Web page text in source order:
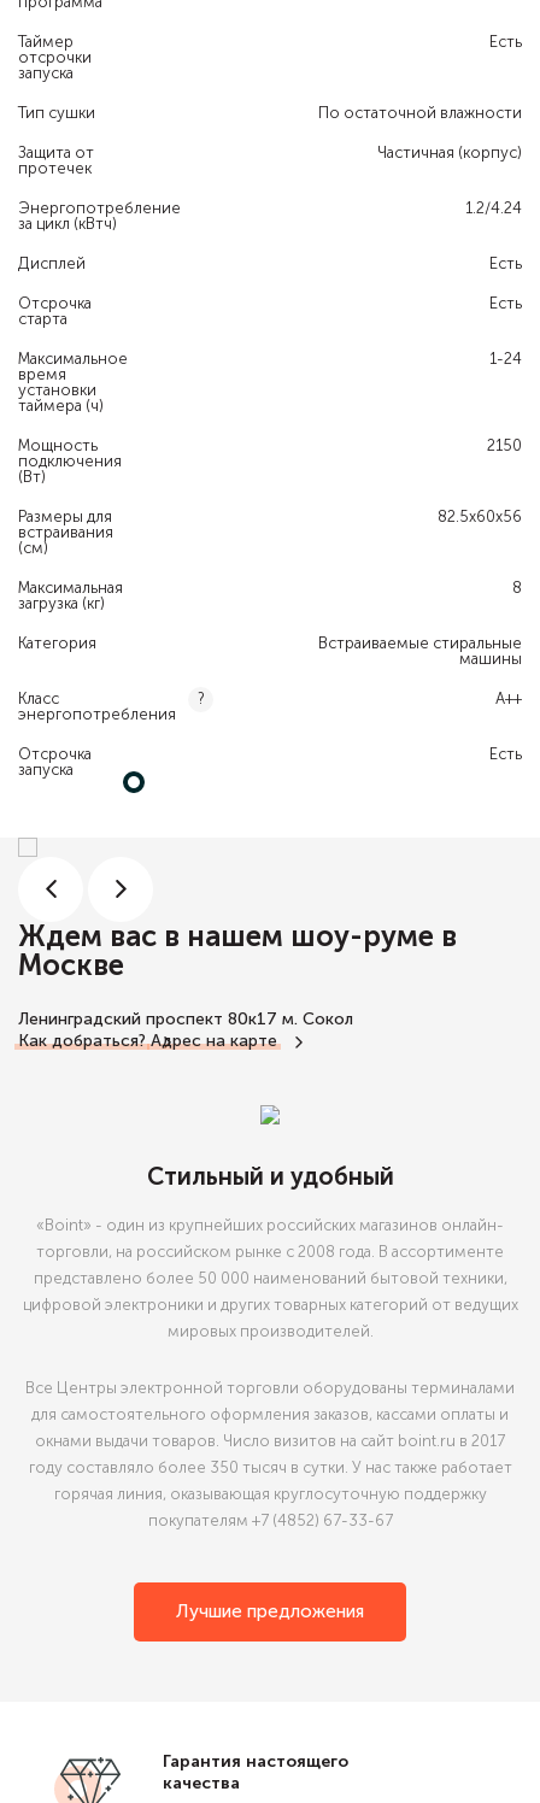
Таймер
отсрочки
запуска
Есть
Тип сушки По остаточной влажности
Защита от
протечек
Частичная (корпус)
Энергопотребление
за цикл (кВтч)
1.2/4.24
Дисплей Есть
Отсрочка
старта
Есть
Максимальное
время
установки
таймера (ч)
1-24
Мощность
подключения
(Вт)
2150
Размеры для
встраивания
(см)
82.5х60х56
Максимальная
загрузка (кг)
8
Категория
Встраиваемые стиральные
машины
Класс
энергопотребления
? A++
Отсрочка
запуска
Есть
Ждем вас в нашем шоу-руме в
Москве
Ленинградский проспект 80к17 м. Сокол
Как добраться? Адрес на карте
Стильный и удобный
«Boint» - один из крупнейших российских магазинов онлайн-
торговли, на российском рынке с 2008 года. В ассортименте
представлено более 50 000 наименований бытовой техники,
цифровой электроники и других товарных категорий от ведущих
мировых производителей.
Все Центры электронной торговли оборудованы терминалами
для самостоятельного оформления заказов, кассами оплаты и
окнами выдачи товаров. Число визитов на сайт boint.ru в 2017
году составляло более 350 тысяч в сутки. У нас также работает
горячая линия, оказывающая круглосуточную поддержку
покупателям +7 (4852) 67-33-67
Лучшие предложения
Гарантия настоящего
качества